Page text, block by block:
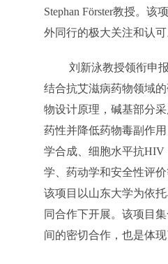
Stephan Förster教授。
外同行的极大关注和认
刘新泳教授领衔申
结合抗艾滋病药物领域
物设计原理，碱基部分
药性并降低药物毒副作
学合成、细胞水平抗HIV
学、药动学和安全性评
该项目以山东大学为依
同合作下开展。该项目
间的密切合作，也是体